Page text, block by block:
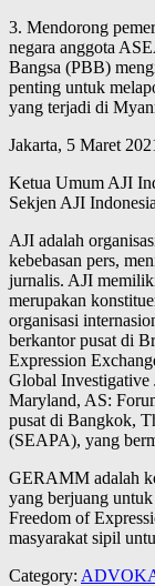
3. Mendorong
negara anggota
Bangsa (PBB)
penting untuk
yang terjadi di
Jakarta, 5 Maret
Ketua Umum AJI
Sekjen AJI
AJI adalah
kebebasan pers,
jurnalis. AJI
merupakan
organisasi
berkantor pusat di
Expression
Global Investigative
Maryland, AS:
pusat di Bangkok,
(SEAPA), yang
GERAMM adalah
yang berjuang
Freedom of
masyarakat sipil
Category: